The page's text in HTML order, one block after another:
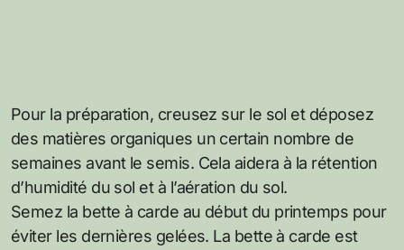
Pour la préparation, creusez sur le sol et déposez
des matières organiques un certain nombre de
semaines avant le semis. Cela aidera à la rétention
d’humidité du sol et à l’aération du sol.
Semez la bette à carde au début du printemps pour
éviter les dernières gelées. La bette à carde est